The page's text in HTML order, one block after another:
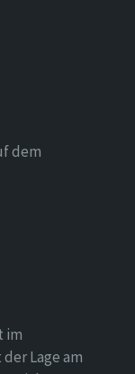
dem
im
Lage am